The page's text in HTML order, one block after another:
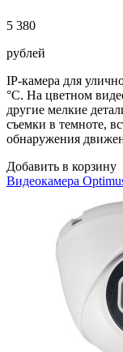
5 380
рублей
IP-камера для
°C. На цветном
другие мелкие
съемки в темноте,
обнаружения
Добавить в корзину
Видеокамера